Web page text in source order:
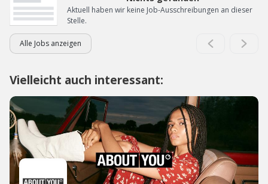
Aktuell haben wir keine Job-Ausschreibungen an dieser
Stelle.
Alle Jobs anzeigen
Vielleicht auch interessant: